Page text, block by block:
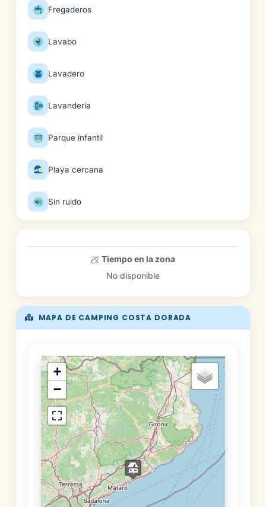
Fregaderos
Lavabo
Lavadero
Lavandería
Parque infantil
Playa cercana
Sin ruido
MAPA DE CAMPING COSTA DORADA
+
−
Tiempo en la zona
No disponible